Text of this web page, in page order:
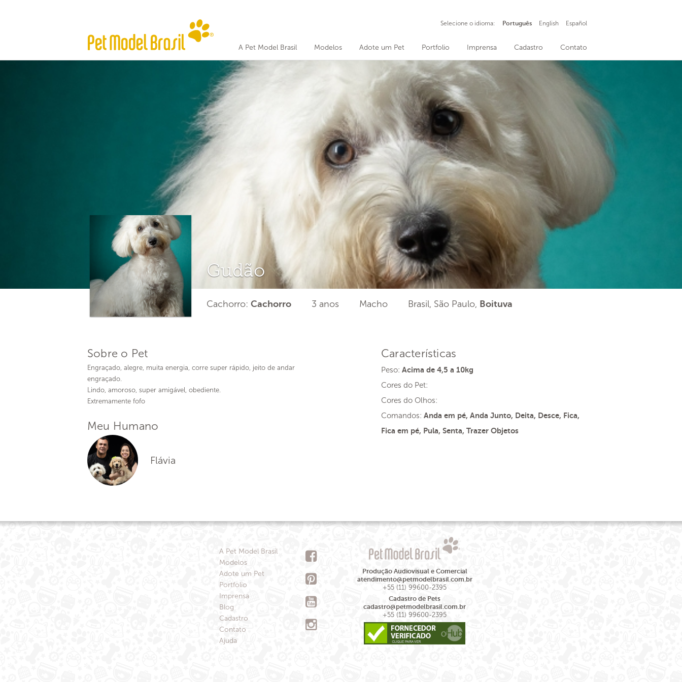
A Pet Model Brasil Modelos Adote um Pet Portfolio Imprensa Cadastro Contato
Selecione o idioma: Português English Español
Gudão
Cachorro: Cachorro 3 anos Macho Brasil, São Paulo, Boituva
Sobre o Pet
Engraçado, alegre, muita energia, corre super rápido, jeito de andar
engraçado.
Lindo, amoroso, super amigável, obediente.
Extremamente fofo
Meu Humano
Flávia
Características
Peso: Acima de 4,5 a 10kg
Cores do Pet:
Cores do Olhos:
Comandos: Anda em pé, Anda Junto, Deita, Desce, Fica,
Fica em pé, Pula, Senta, Trazer Objetos
A Pet Model Brasil
Modelos
Adote um Pet
Portfolio
Imprensa
Blog
Cadastro
Contato
Ajuda
Produção Audiovisual e Comercial
atendimento@petmodelbrasil.com.br
+55 (11) 99600-2395
Cadastro de Pets
cadastro@petmodelbrasil.com.br
+55 (11) 99600-2395